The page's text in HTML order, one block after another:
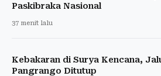
Paskibraka Nasional
37 menit lalu
Kebakaran di Surya Kencana,
Pangrango Ditutup